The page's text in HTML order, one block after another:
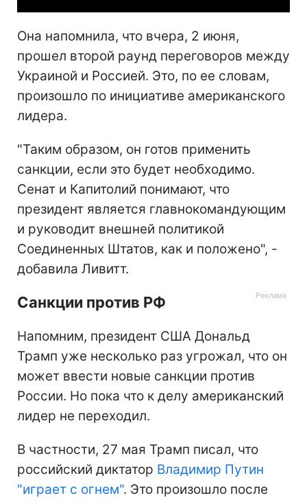
Она напомнила, что вчера, 2 июня,
прошел второй раунд переговоров между
Украиной и Россией. Это, по ее словам,
произошло по инициативе американского
лидера.
"Таким образом, он готов применить
санкции, если это будет необходимо.
Сенат и Капитолий понимают, что
президент является главнокомандующим
и руководит внешней политикой
Соединенных Штатов, как и положено", -
добавила Ливитт.
Санкции против РФ
Напомним, президент США Дональд
Трамп уже несколько раз угрожал, что он
может ввести новые санкции против
России. Но пока что к делу американский
лидер не переходил.
В частности, 27 мая Трамп писал, что
российский диктатор Владимир Путин
"играет с огнем". Это произошло после